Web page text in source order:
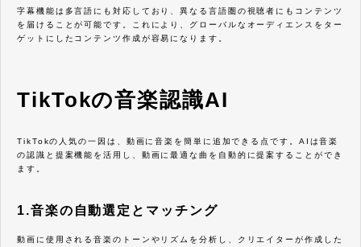
字幕機能は多言語にも対応しており、異なる言語圏の視聴者にもコンテンツ
を届けることが可能です。これにより、グローバルなオーディエンスをター
ゲットにしたコンテンツ作成が容易になります。
TikTokの音楽認識AI
TikTokの人気の一因は、動画に音楽を簡単に追加できる点です。AIは音楽
の認識と提案機能を活用し、動画に最適な曲を自動的に提案することができ
ます。
1.音楽の自動選定とマッチング
動画に使用される音楽のトーンやリズムを分析し、クリエイターが作成した